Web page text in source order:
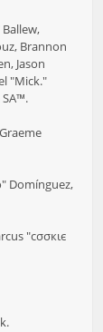
Brannon
Jason
"Mick."
SA™.
Domínguez,
"cσσкιє